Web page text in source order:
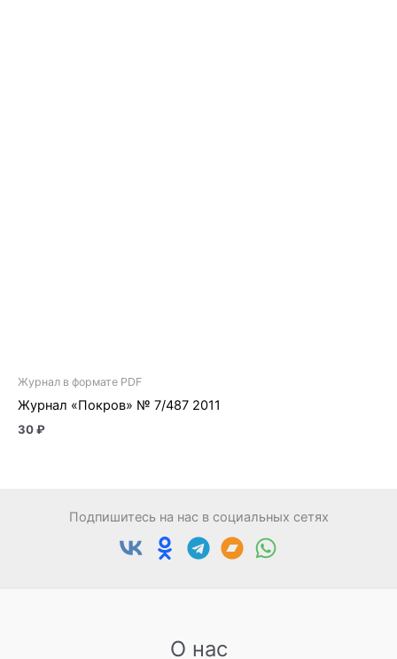
Журнал в формате PDF
Журнал «Покров» № 7/487 2011
30₽
Подпишитесь на нас в социальных сетях
О нас